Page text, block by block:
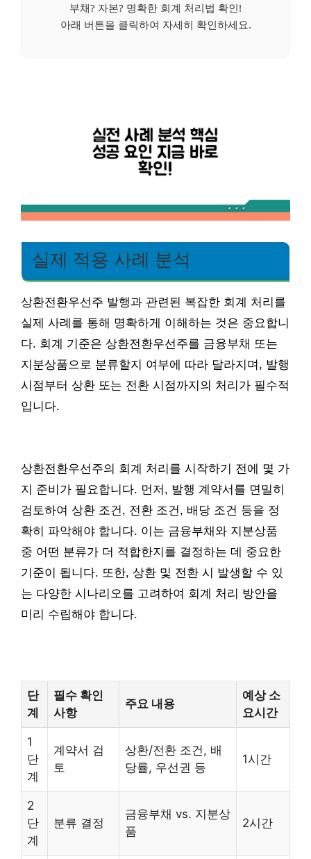
부채? 자본? 명확한 회계 처리법 확인!
아래 버튼을 클릭하여 자세히 확인하세요.
실제 적용 사례 분석
상환전환우선주 발행과 관련된 복잡한 회계 처리를
실제 사례를 통해 명확하게 이해하는 것은 중요합니
다. 회계 기준은 상환전환우선주를 금융부채 또는
지분상품으로 분류할지 여부에 따라 달라지며, 발행
시점부터 상환 또는 전환 시점까지의 처리가 필수적
입니다.
상환전환우선주의 회계 처리를 시작하기 전에 몇 가
지 준비가 필요합니다. 먼저, 발행 계약서를 면밀히
검토하여 상환 조건, 전환 조건, 배당 조건 등을 정
확히 파악해야 합니다. 이는 금융부채와 지분상품
중 어떤 분류가 더 적합한지를 결정하는 데 중요한
기준이 됩니다. 또한, 상환 및 전환 시 발생할 수 있
는 다양한 시나리오를 고려하여 회계 처리 방안을
미리 수립해야 합니다.
단
계
필수 확인
사항
주요 내용
예상 소
요시간
1
단
계
계약서 검
토
상환/전환 조건, 배
당률, 우선권 등
1시간
2
단
계
분류 결정
금융부채 vs. 지분상
품
2시간